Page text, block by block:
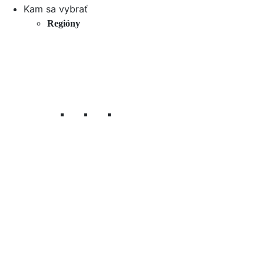
Kam sa vybrať
Regióny